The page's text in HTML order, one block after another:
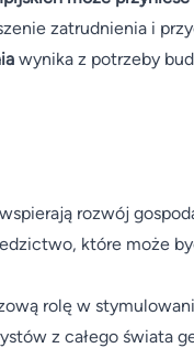
zatrudnienia i
wynika z potrzeby
rozwój
które może
rolę w
z całego świata